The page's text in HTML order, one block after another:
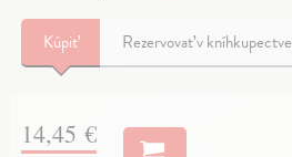
Kúpiť Rezervovať v kníhkupectve
14,45 €